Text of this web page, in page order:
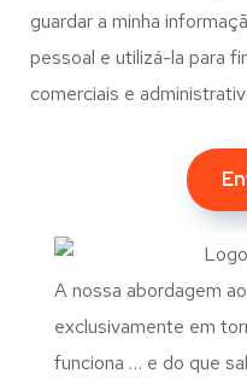
guardar a minha
pessoal e utilizá-la para
comerciais e
A nossa abordagem
exclusivamente em
funciona … e do que